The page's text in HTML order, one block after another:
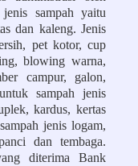
sampah yaitu
dan kaleng. Jenis
pet kotor, cup
blowing warna,
campur, galon,
sampah jenis
kardus, kertas
jenis logam,
dan tembaga.
diterima Bank